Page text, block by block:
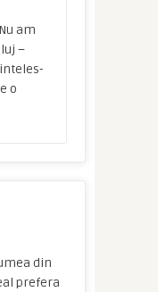
am
–
o
din
prefera